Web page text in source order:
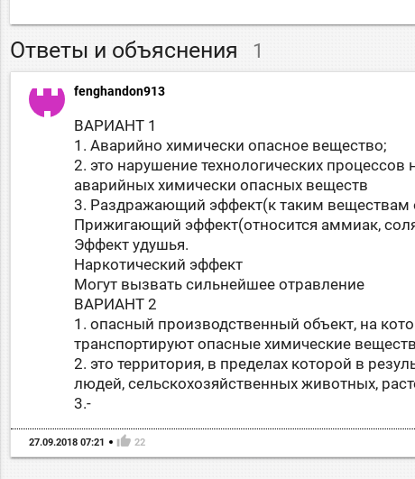
Ответы и объяснения 1
fenghandon913
ВАРИАНТ 1
1. Аварийно химически опасное вещество;
2. это нарушение технологических
аварийных химически опасных веществ
3. Раздражающий эффект(к таким веществам
Прижигающий эффект(относится аммиак,
Эффект удушья.
Наркотический эффект
Могут вызвать сильнейшее отравление
ВАРИАНТ 2
1. опасный производственный объект, на
транспортируют опасные химические
2. это территория, в пределах которой в
людей, сельскохозяйственных животных,
3.-
27.09.2018 07:21 thumb_up 22